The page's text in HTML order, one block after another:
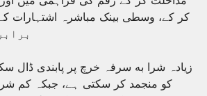
کر کے، وسطی بینک مباشرہ اشتہارات
زیادہ شرا به سرفہ خرچ پر پابندی ڈال
کو منجمد کر سکتی ہے، جبکہ کم